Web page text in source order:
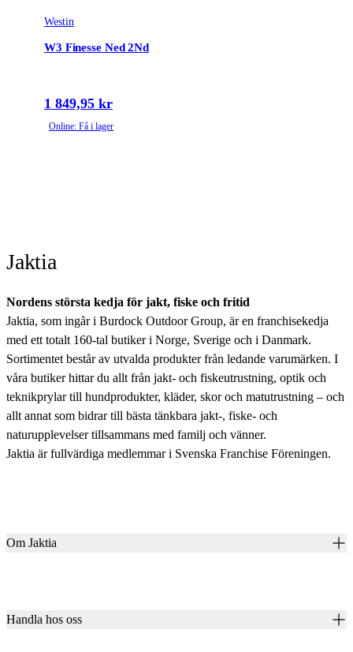
Westin
W3 Finesse Ned 2Nd
1 849,95 kr
Online: Få i lager
Jaktia
Nordens största kedja för jakt, fiske och fritid
Jaktia, som ingår i Burdock Outdoor Group, är en franchisekedja
med ett totalt 160-tal butiker i Norge, Sverige och i Danmark.
Sortimentet består av utvalda produkter från ledande varumärken. I
våra butiker hittar du allt från jakt- och fiskeutrustning, optik och
teknikprylar till hundprodukter, kläder, skor och matutrustning – och
allt annat som bidrar till bästa tänkbara jakt-, fiske- och
naturupplevelser tillsammans med familj och vänner.
Jaktia är fullvärdiga medlemmar i Svenska Franchise Föreningen.
Om Jaktia
Karriär
Handla hos oss